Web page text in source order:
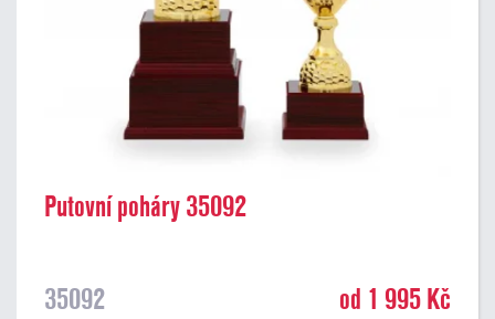
Putovní poháry 35092
35092 od 1 995 Kč